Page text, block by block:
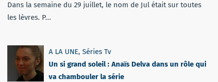
Dans la semaine du 29 juillet, le nom de Jul était sur toutes
les lèvres. P...
A LA UNE, Séries Tv
Un si grand soleil : Anaïs Delva dans un rôle qui
va chambouler la série